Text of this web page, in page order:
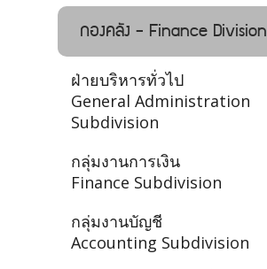
กองคลัง - Finance Division
ฝ่ายบริหารทั่วไป
General Administration
Subdivision
กลุ่มงานการเงิน
Finance Subdivision
กลุ่มงานบัญชี
Accounting Subdivision